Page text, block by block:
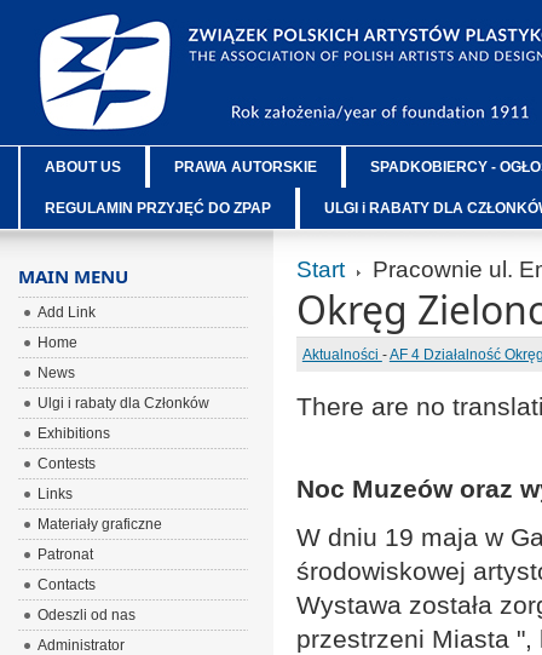
ABOUT US PRAWA AUTORSKIE SPADKOBIERCY -
REGULAMIN PRZYJĘĆ DO ZPAP ULGI i RABATY DLA
Start Pracownie ul.
Okręg
Aktualności -AF 4 Działalność
There are no
Noc Muzeów oraz
W dniu 19 maja w
środowiskowej
Wystawa została
przestrzeni Miasta
MAIN MENU
Add Link
Home
News
Ulgi i rabaty dla Członków
Exhibitions
Contests
Links
Materiały graficzne
Patronat
Contacts
Odeszli od nas
Administrator